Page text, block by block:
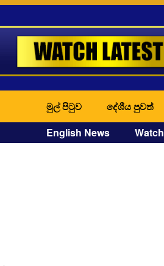
මුල් පිටුව දේශීය පුවත්
English News